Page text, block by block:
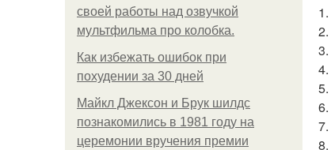
своей работы над озвучкой
мультфильма про колобка.
Как избежать ошибок при
похудении за 30 дней
Майкл Джексон и Брук шилдс
познакомились в 1981 году на
церемонии вручения премии
1.
2.
3.
4.
5.
6.
7.
8.